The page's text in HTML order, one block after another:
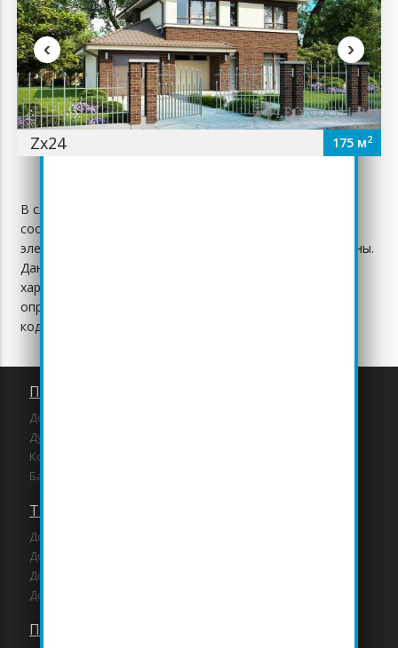
Zx24 175 м2
‹ ›
В случае обнаружения неточностей на сайте просьба
сообщить нам по телефону +7 (495) 988-99-79 или по
электронной почте info@leondom.ru Заранее благодарны.
Данный сайт носит исключительно информационный
характер и не является публичной офертой,
определяемой положениями статьи 437 Гражданского
кодекса Российской Федерации.
Проекты домов и коттеджей
Дома и коттеджи
Дуплексы и таунхаусы
Коммерческие здания
Бани и гаражи
Типовые проекты домов
Дома до 100 кв.м.
Дома от 100 до 150 кв.м.
Дома от 150 до 250 кв.м.
Дома от 250 кв.м.
Проекты Леон М